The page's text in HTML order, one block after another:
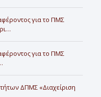
για το ΠΜΣ
για το ΠΜΣ
ΔΠΜΣ «Διαχείριση